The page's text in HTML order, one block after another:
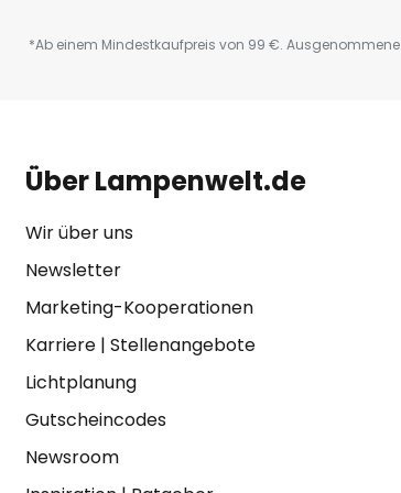
*Ab einem Mindestkaufpreis von 99 €. Ausgenommene
Über Lampenwelt.de
Wir über uns
Newsletter
Marketing-Kooperationen
Karriere| Stellenangebote
Lichtplanung
Gutscheincodes
Newsroom